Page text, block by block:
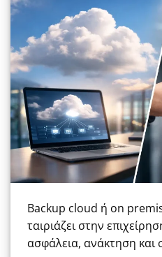
Backup cloud ή on
ταιριάζει στην
ασφάλεια, ανάκτηση